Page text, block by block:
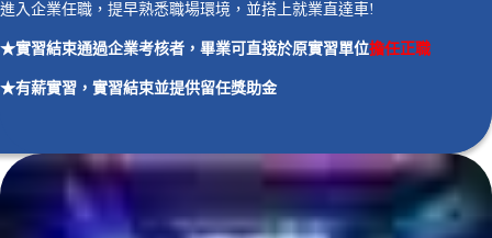
進入企業任職，提早熟悉職場環境，並搭上就業直達車!
★實習結束通過企業考核者，畢業可直接於原實習單位擔任正職
★有薪實習，實習結束並提供留任獎助金